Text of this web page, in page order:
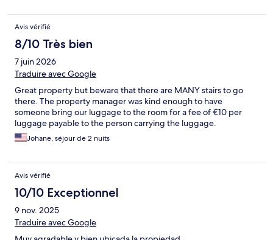
Avis vérifié
8/10 Très bien
7 juin 2026
Traduire avec Google
Great property but beware that there are MANY stairs to go
there. The property manager was kind enough to have
someone bring our luggage to the room for a fee of €10 per
luggage payable to the person carrying the luggage.
Johane, séjour de 2 nuits
Avis vérifié
10/10 Exceptionnel
9 nov. 2025
Traduire avec Google